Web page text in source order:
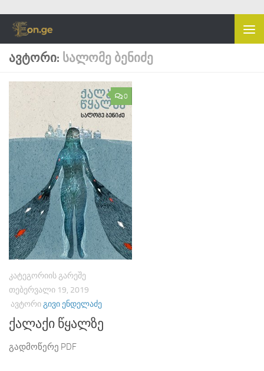
Skip to content
ᲐᲕᲢᲝᲠᲘ: ᲡᲐᲚᲝᲛᲔ ᲑᲔᲜᲘᲫᲔ
0
ᲙᲐᲢᲔᲒᲝᲠᲘᲘᲡ ᲒᲐᲠᲔᲨᲔ
ᲗᲔᲑᲔᲠᲕᲐᲚᲘ 19, 2019
ᲐᲕᲢᲝᲠᲘᲒᲘᲕᲘ ᲔᲜᲓᲔᲚᲐᲫᲔ
ქალაქი წყალზე
გადმოწერე PDF